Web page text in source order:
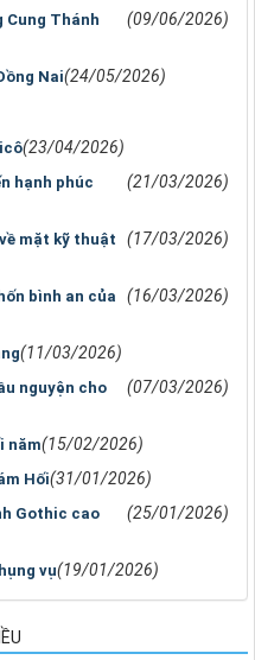
Cung Thánh
(09/06/2026)
Nai(24/05/2026)
(23/04/2026)
hạnh phúc
(21/03/2026)
mặt kỹ thuật
(17/03/2026)
bình an của
(16/03/2026)
(11/03/2026)
nguyện cho
(07/03/2026)
năm(15/02/2026)
Hối(31/01/2026)
Gothic cao
(25/01/2026)
vụ(19/01/2026)